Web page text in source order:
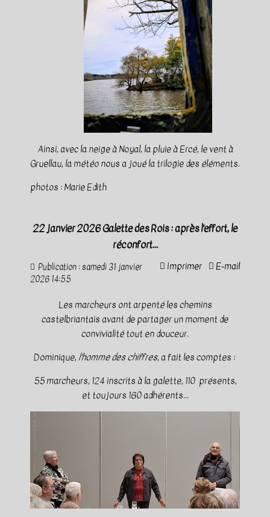
Ainsi, avec la neige à Noyal, la pluie à Ercé, le vent à
Gruellau, la météo nous a joué la trilogie des éléments.
photos : Marie Edith
22 janvier 2026 Galette des Rois : après l'effort, le
réconfort...
Imprimer E-mail
Publication : samedi 31 janvier
2026 14:55
Les marcheurs ont arpenté les chemins
castelbriantais avant de partager un moment de
convivialité tout en douceur.
Dominique,l'homme des chiffres, a fait les comptes :
55 marcheurs, 124 inscrits à la galette, 110 présents,
et toujours 160 adhérents...